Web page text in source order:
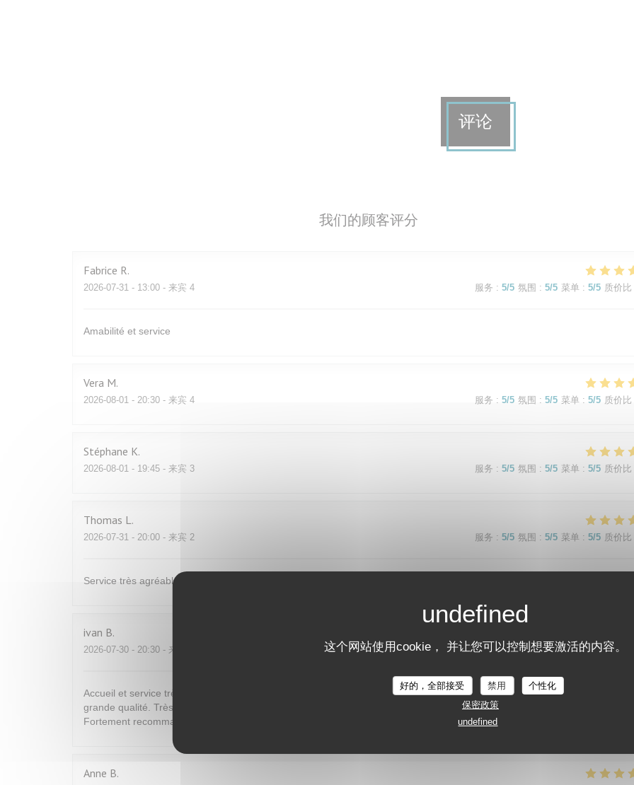
这个网站使用cookie， 并让您可以控制想要激活的内容。
好的，全部接受 禁用
个性化
保密政策
undefined
评论
我们的顾客评分
Fabrice R
2026-07-31 - 13:00 - 来宾 4 服务 : 5/5 氛围 : 5/5 菜单 : 5/5 质价比
Amabilité et service
Vera M
2026-08-01 - 20:30 - 来宾 4 服务 : 5/5 氛围 : 5/5 菜单 : 5/5 质价比
Stéphane K
2026-08-01 - 19:45 - 来宾 3 服务 : 5/5 氛围 : 5/5 菜单 : 5/5 质价比
Thomas L
2026-07-31 - 20:00 - 来宾 2 服务 : 5/5 氛围 : 5/5 菜单 : 5/5 质价比
Service très agréable et très bonne cuisine, du fait maison de qualité, je recommande vivement
ivan B
2026-07-30 - 20:30 - 来宾 2 服务 : 5/5 氛围: 5/5 菜单 : 5/5 质价比
Accueil et service très agréable et de bon conseil. Cadre cosy (salle et terrasse) Menu original. Entrées, plats et desserts de
grande qualité. Très bons vins. Tout est bon et fin pour un prix très raisonnable. Restaurant au top à tous les niveaux.
Fortement recommandé
Anne B